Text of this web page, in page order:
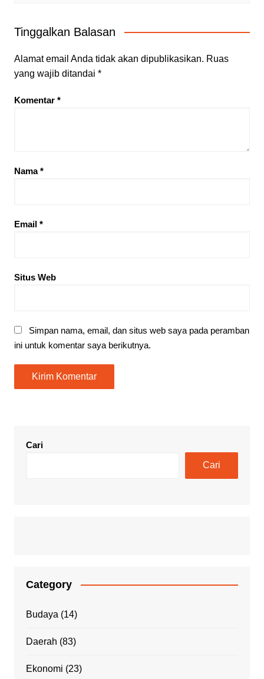
Tinggalkan Balasan
Alamat email Anda tidak akan dipublikasikan. Ruas
yang wajib ditandai *
Komentar *
Nama*
Email *
Situs Web
Simpan nama, email, dan situs web saya pada peramban
ini untuk komentar saya berikutnya.
Cari
Cari
Category
Budaya (14)
Daerah (83)
Ekonomi (23)